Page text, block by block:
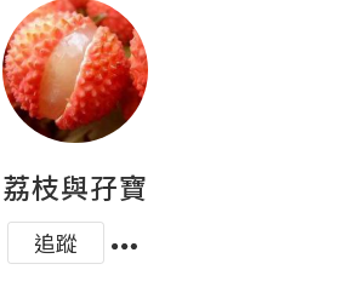
荔枝與孖寶
追蹤